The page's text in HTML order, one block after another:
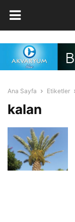
Ana Sayfa Etiketler
kalan